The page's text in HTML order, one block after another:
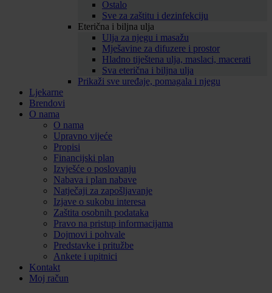
Ostalo
Sve za zaštitu i dezinfekciju
Eterična i biljna ulja
Ulja za njegu i masažu
Mješavine za difuzere i prostor
Hladno tiještena ulja, maslaci, macerati
Sva eterična i biljna ulja
Prikaži sve uređaje, pomagala i njegu
Ljekarne
Brendovi
O nama
O nama
Upravno vijeće
Propisi
Financijski plan
Izvješće o poslovanju
Nabava i plan nabave
Natječaji za zapošljavanje
Izjave o sukobu interesa
Zaštita osobnih podataka
Pravo na pristup informacijama
Dojmovi i pohvale
Predstavke i pritužbe
Ankete i upitnici
Kontakt
Moj račun